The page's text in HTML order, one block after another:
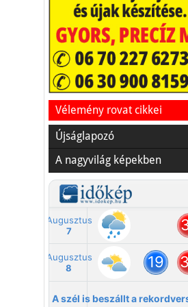
Kaktusz
Vakációs
A nyaralás
helyzeteket
sokan
keresnek.
Vélemény rovat cikkei
Újságlapozó
A nagyvilág képekben